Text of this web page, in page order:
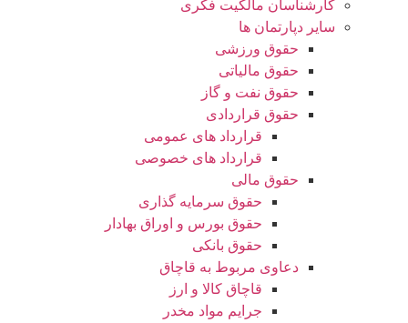
کارشناسان مالکیت فکری
سایر دپارتمان ها
حقوق ورزشی
حقوق مالیاتی
حقوق نفت و گاز
حقوق قراردادی
قرارداد های عمومی
قرارداد های خصوصی
حقوق مالی
حقوق سرمایه گذاری
حقوق بورس و اوراق بهادار
حقوق بانکی
دعاوی مربوط به قاچاق
قاچاق کالا و ارز
جرایم مواد مخدر